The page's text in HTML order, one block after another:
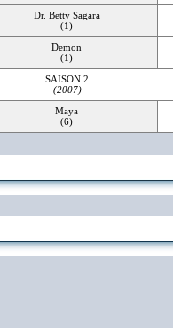
Dr. Betty Sagara
(1)
Demon
(1)
SAISON 2
(2007)
Maya
(6)